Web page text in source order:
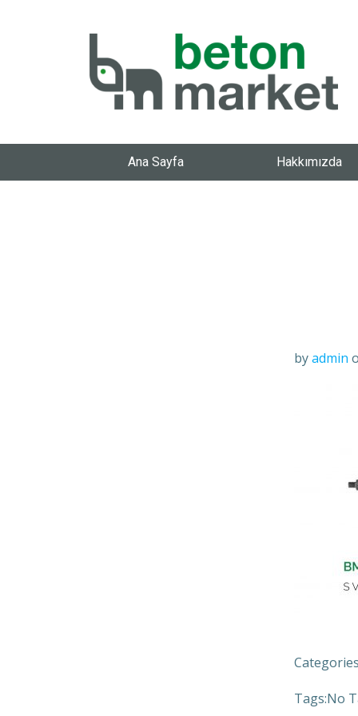
Ana Sayfa Hakkımızda
byadmin
Tags:No